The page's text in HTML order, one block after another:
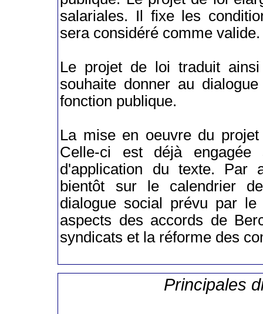
salariales. Il fixe les
sera considéré comme valide.
Le projet de loi traduit
souhaite donner au
fonction publique.
La mise en oeuvre du
Celle-ci est déjà engagée
d'application du texte. Par
bientôt sur le calendrier
dialogue social prévu par
aspects des accords de
syndicats et la réforme des
Principales